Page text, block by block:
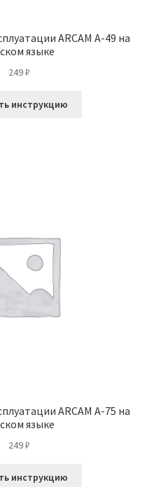
ARCAM A-49 на
языке
249₽
инструкцию
ARCAM A-75 на
языке
249₽
инструкцию